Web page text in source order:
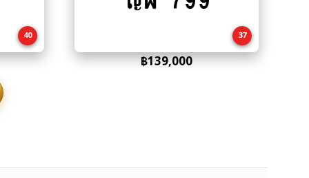
40
to
37
฿139,000